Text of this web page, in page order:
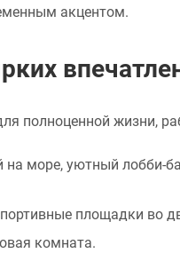
акцентом.
полноценной жизни,
на море, уютный лобби-
площадки во
комната.